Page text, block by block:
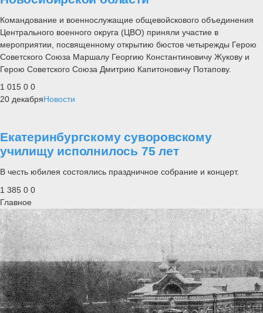
Командование и военнослужащие общевойскового объединения
Центрального военного округа (ЦВО) приняли участие в
мероприятии, посвященному открытию бюстов четырежды Герою
Советского Союза Маршалу Георгию Константиновичу Жукову и
Герою Советского Союза Дмитрию Капитоновичу Потапову.
1 015 0 0
20 декабряНовости
Екатеринбургскому суворовскому
училищу исполнилось 75 лет
В честь юбилея состоялись праздничное собрание и концерт.
1 385 0 0
Главное